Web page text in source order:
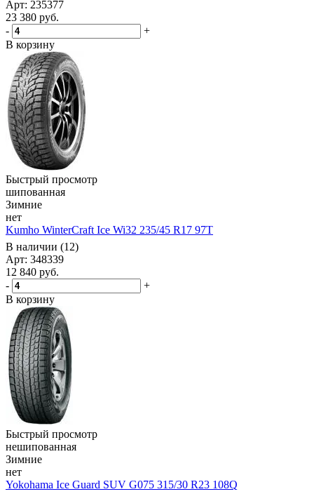
Арт: 235377
23 380 руб.
-
+
В корзину
Быстрый просмотр
шипованная
Зимние
нет
Kumho WinterCraft Ice Wi32 235/45 R17 97T
В наличии (12)
Арт: 348339
12 840 руб.
-
+
В корзину
Быстрый просмотр
нешипованная
Зимние
нет
Yokohama Ice Guard SUV G075 315/30 R23 108Q